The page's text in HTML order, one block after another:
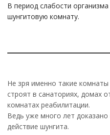
В период слабости
шунгитовую комнату.
Не зря именно такие комнаты
строят в санаториях, домах
комнатах реабилитации.
Ведь уже много лет
действие шунгита.